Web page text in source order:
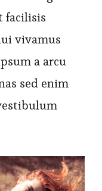
facilisis
vivamus
a arcu
sed enim